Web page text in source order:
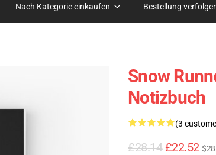
Nach Kategorie einkaufen Bestellung
Snow
Notizbuch
(3
£28.14 £22.52